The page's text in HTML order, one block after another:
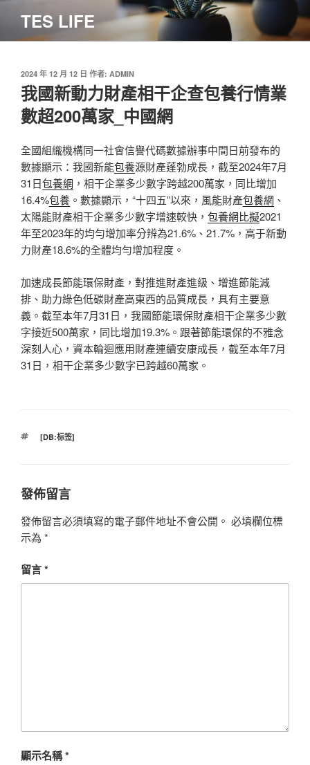
主
TES LIFE
發
佈
於
2024 年 12 月 12 日 作者: ADMIN
我國新動力財產相干企查包養行情業
數超200萬家_中國網
全國組織機構同一社會信譽代碼數據辦事中間日前發布的
數據顯示：我國新能包養源財產蓬勃成長，截至2024年7月
31日包養網 ，相干企業多少數字跨越200萬家，同比增加
16.4%包養 。數據顯示，“十四五”以來，風能財產包養網 、
太陽能財產相干企業多少數字增速較快， 包養網比擬2021
年至2023年的均勻增加率分辨為21.6%、21.7%，高于新動
力財產18.6%的全體均勻增加程度。
加速成長節能環保財產，對推進財產進級、增進節能減
排、助力綠色低碳財產高東西的品質成長，具有主要意
義。截至本年7月31日，我國節能環保財產相干企業多少數
字接近500萬家，同比增加19.3%。跟著節能環保的不雅念
深刻人心，資本輪迴應用財產連續安康成長，截至本年7月
31日，相干企業多少數字已跨越60萬家。
標
[DB:标签]
發佈留言
發佈留言必須填寫的電子郵件地址不會公開。 必填欄位標
示為 *
留言*
顯示名稱*